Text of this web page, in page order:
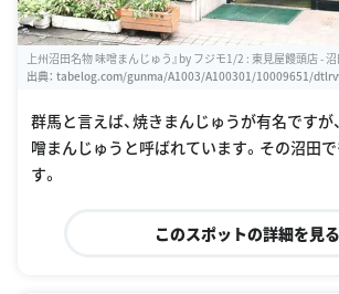
上州沼田名物 味噌まんじゅう』by フジモ1/2 : 東見屋饅頭店 -
出典： tabelog.com/gunma/A1003/A100301/10009651/
群馬と言えば、焼きまんじゅうが有名ですが
噌まんじゅうと呼ばれています。その沼田
す。
このスポットの詳細を見る